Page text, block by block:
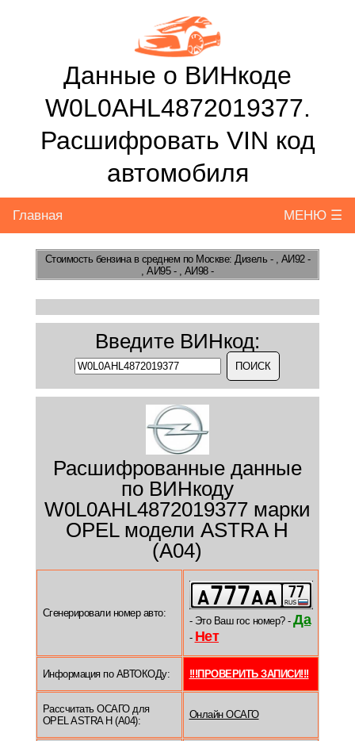
Данные о ВИНкоде
W0L0AHL4872019377.
Расшифровать VIN код
автомобиля
Главная МЕНЮ ☰
Стоимость бензинав среднем по Москве: Дизель - , АИ92 -
, АИ95 - , АИ98 -
Введите ВИНкод:
Расшифрованные данные
по ВИНкоду
W0L0AHL4872019377 марки
OPEL модели ASTRA H
(A04)
Сгенерировали номер авто:
- Это Ваш гос номер? - Да
- Нет
Информация по АВТОКОДу: !!!ПРОВЕРИТЬ ЗАПИСИ!!!
Рассчитать ОСАГО для
OPEL ASTRA H (A04):
Онлайн ОСАГО